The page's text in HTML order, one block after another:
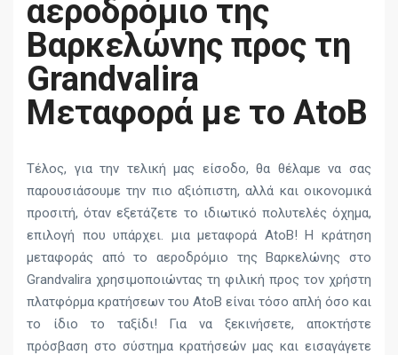
αεροδρόμιο της
Βαρκελώνης προς τη
Grandvalira
Μεταφορά με το AtoB
Τέλος, για την τελική μας είσοδο, θα θέλαμε να σας
παρουσιάσουμε την πιο αξιόπιστη, αλλά και οικονομικά
προσιτή, όταν εξετάζετε το ιδιωτικό πολυτελές όχημα,
επιλογή που υπάρχει. μια μεταφορά AtoB! Η κράτηση
μεταφοράς από το αεροδρόμιο της Βαρκελώνης στο
Grandvalira χρησιμοποιώντας τη φιλική προς τον χρήστη
πλατφόρμα κρατήσεων του AtoB είναι τόσο απλή όσο και
το ίδιο το ταξίδι! Για να ξεκινήσετε, αποκτήστε
πρόσβαση στο σύστημα κρατήσεών μας και εισαγάγετε